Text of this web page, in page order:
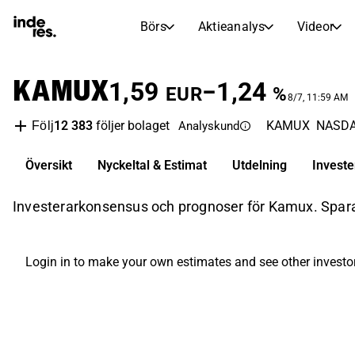
Börs Aktieanalys Videor
Börs
Börskalender
Kommande och tidigare utdelningar
Aktieanalys
Portfölj
inderesTV
Transkriptioner
Aktiejämförelse
Earnings Season
KAMUX1,59 EUR−1,24 %8/7, 11:59 AM
Följ12 383 följer bolaget Analyskund KAMUX
Översikt Nyckeltal & Estimat Utdelning
Investerarkonsensus och prognoser för Kamux.
Login in to make your own estimates and see other